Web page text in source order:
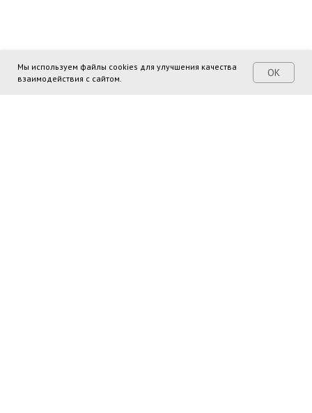
Мы используем файлы cookies для улучшения качества
взаимодействия с сайтом.
ОК